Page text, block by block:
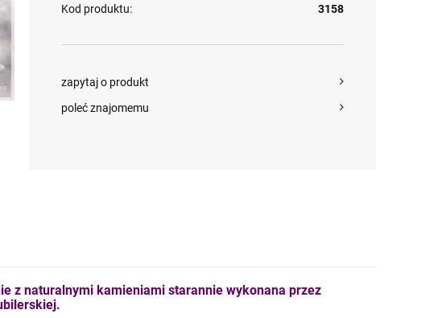
okr 3
Kod produktu:
3158
zapytaj o produkt
poleć znajomemu
z naturalnymi kamieniami starannie wykonana przez